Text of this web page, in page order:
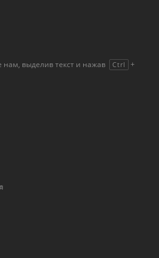
выделив текст и нажав Ctrl +